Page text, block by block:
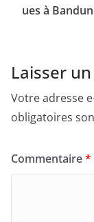
ues à
Laisser
Votre adresse
obligatoires
Commentaire*